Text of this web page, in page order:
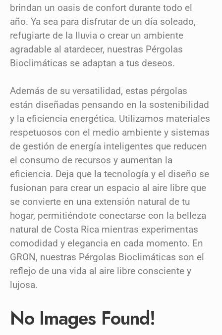
brindan un oasis de confort durante todo el
año. Ya sea para disfrutar de un día soleado,
refugiarte de la lluvia o crear un ambiente
agradable al atardecer, nuestras Pérgolas
Bioclimáticas se adaptan a tus deseos.
Además de su versatilidad, estas pérgolas
están diseñadas pensando en la sostenibilidad
y la eficiencia energética. Utilizamos materiales
respetuosos con el medio ambiente y sistemas
de gestión de energía inteligentes que reducen
el consumo de recursos y aumentan la
eficiencia. Deja que la tecnología y el diseño se
fusionan para crear un espacio al aire libre que
se convierte en una extensión natural de tu
hogar, permitiéndote conectarse con la belleza
natural de Costa Rica mientras experimentas
comodidad y elegancia en cada momento. En
GRON, nuestras Pérgolas Bioclimáticas son el
reflejo de una vida al aire libre consciente y
lujosa.
No Images Found!